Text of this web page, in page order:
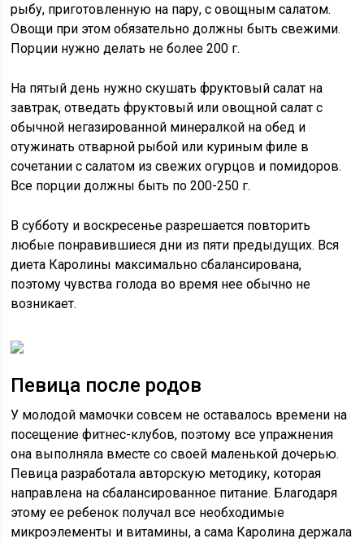
рыбу, приготовленную на пару, с овощным салатом.
Овощи при этом обязательно должны быть свежими.
Порции нужно делать не более 200 г.
На пятый день нужно скушать фруктовый салат на
завтрак, отведать фруктовый или овощной салат с
обычной негазированной минералкой на обед и
отужинать отварной рыбой или куриным филе в
сочетании с салатом из свежих огурцов и помидоров.
Все порции должны быть по 200-250 г.
В субботу и воскресенье разрешается повторить
любые понравившиеся дни из пяти предыдущих. Вся
диета Каролины максимально сбалансирована,
поэтому чувства голода во время нее обычно не
возникает.
Певица после родов
У молодой мамочки совсем не оставалось времени на
посещение фитнес-клубов, поэтому все упражнения
она выполняла вместе со своей маленькой дочерью.
Певица разработала авторскую методику, которая
направлена на сбалансированное питание. Благодаря
этому ее ребенок получал все необходимые
микроэлементы и витамины, а сама Каролина держала